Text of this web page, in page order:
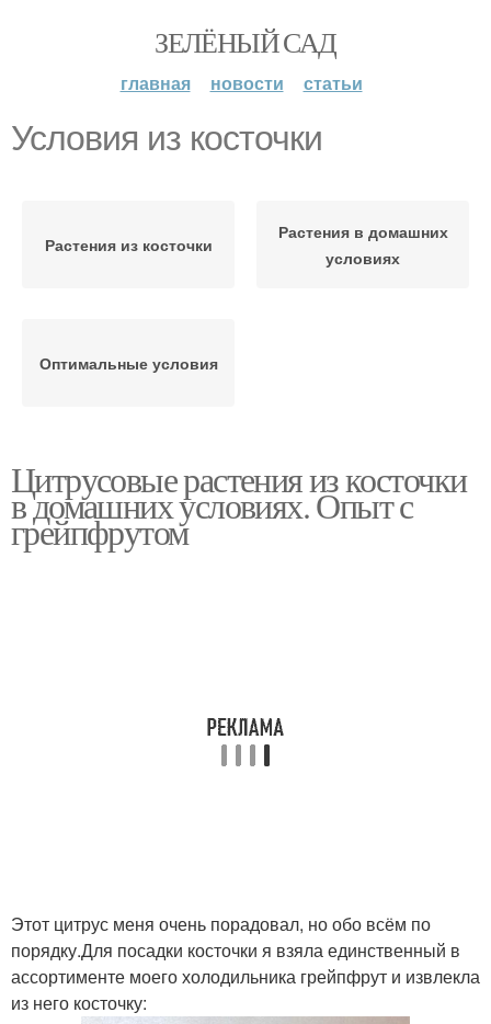
ЗЕЛЁНЫЙ САД
главная новости статьи
Условия из косточки
Растения из косточки
Растения в домашних
условиях
Оптимальные условия
Цитрусовые растения из косточки
в домашних условиях. Опыт с
грейпфрутом
Этот цитрус меня очень порадовал, но обо всём по
порядку.Для посадки косточки я взяла единственный в
ассортименте моего холодильника грейпфрут и извлекла
из него косточку: